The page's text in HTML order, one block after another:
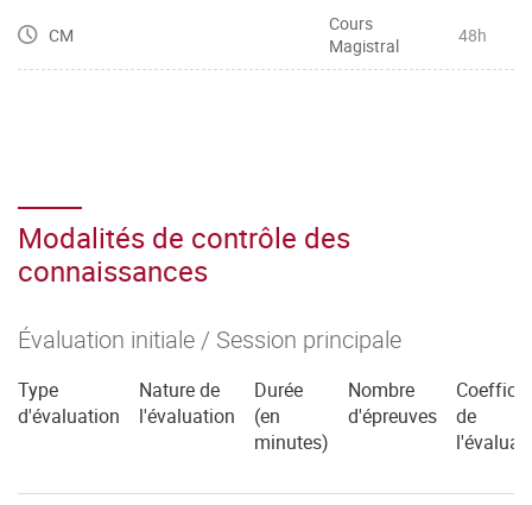
CM
Cours
Magistral
48h
Modalités de contrôle des
connaissances
Évaluation initiale / Session principale
Type
d'évaluation
Nature de
l'évaluation
Durée
(en
minutes)
Nombre
d'épreuves
de